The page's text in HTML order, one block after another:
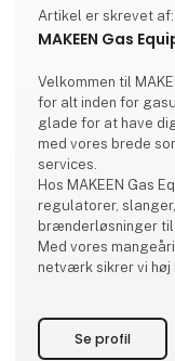
Artikel er skrevet af:
MAKEEN Gas
Velkommen til
for alt inden for
glade for at have
med vores brede
services.
Hos MAKEEN Gas
regulatorer,
brænderløsninger til
Med vores
netværk sikrer vi høj
producenter i
Se profil